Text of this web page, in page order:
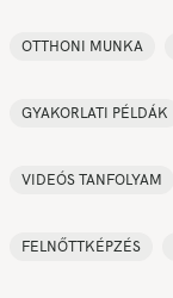
OTTHONI MUNKA
GYAKORLATI PÉLDÁK
VIDEÓS TANFOLYAM
FELNŐTTKÉPZÉS